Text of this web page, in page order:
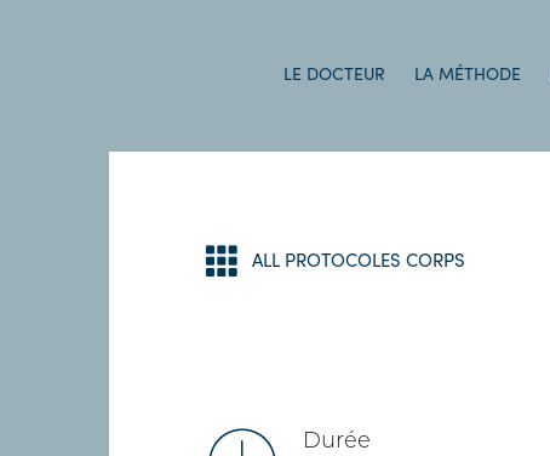
LE DOCTEUR LA MÉTHODE
ALL PROTOCOLES CORPS
Durée